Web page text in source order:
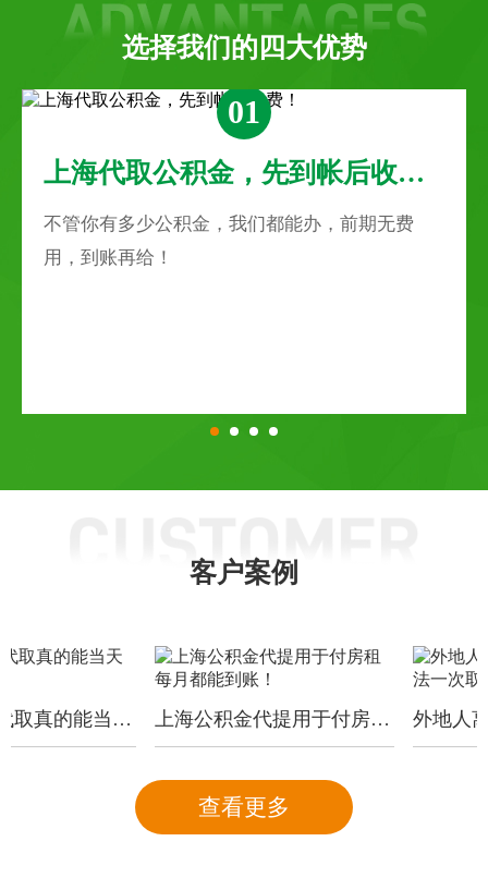
选择我们的四大优势
01
上海代取公积金，先到帐后收费！
不管你有多少公积金，我们都能办，前期无费
用，到账再给！
客户案例
上海公积金代取真的能当天拿到手！ 上海公积金代提用于付房租每月都能到账！
查看更多